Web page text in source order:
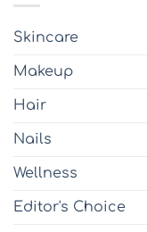
Skincare
Makeup
Hair
Nails
Wellness
Editor's Choice